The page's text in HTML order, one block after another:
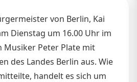
von Berlin, Kai
Dienstag um 16.00 Uhr im
Musiker Peter Plate mit
des Landes Berlin aus. Wie
handelt es sich um